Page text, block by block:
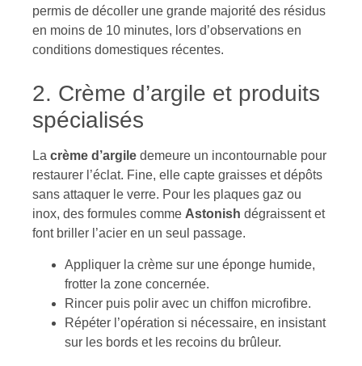
permis de décoller une grande majorité des résidus
en moins de 10 minutes, lors d’observations en
conditions domestiques récentes.
2. Crème d’argile et produits
spécialisés
La crème d’argile demeure un incontournable pour
restaurer l’éclat. Fine, elle capte graisses et dépôts
sans attaquer le verre. Pour les plaques gaz ou
inox, des formules comme Astonish dégraissent et
font briller l’acier en un seul passage.
Appliquer la crème sur une éponge humide,
frotter la zone concernée.
Rincer puis polir avec un chiffon microfibre.
Répéter l’opération si nécessaire, en insistant
sur les bords et les recoins du brûleur.